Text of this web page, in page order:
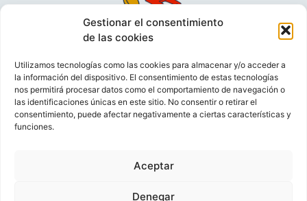
Gestionar el consentimiento
de las cookies
Utilizamos tecnologías como las cookies para almacenar y/o acceder a
la información del dispositivo. El consentimiento de estas tecnologías
nos permitirá procesar datos como el comportamiento de navegación o
las identificaciones únicas en este sitio. No consentir o retirar el
consentimiento, puede afectar negativamente a ciertas características y
funciones.
Aceptar
Denegar
VIDEOCONFERENCIAS
POLÍTICA DE PRIVACIDAD
CONTACTO